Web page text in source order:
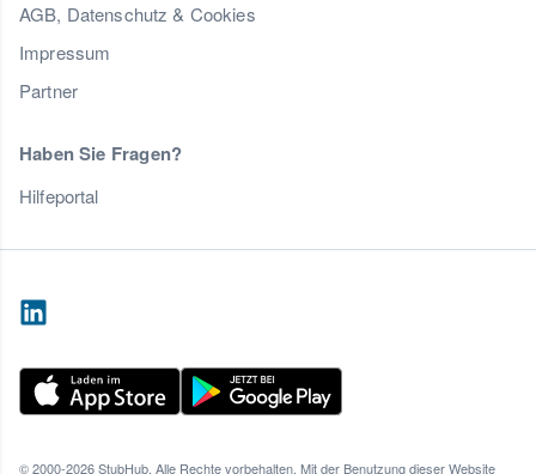
AGB, Datenschutz & Cookies
Impressum
Partner
Haben Sie Fragen?
Hilfeportal
© 2000-2026 StubHub. Alle Rechte vorbehalten. Mit der Benutzung dieser Website